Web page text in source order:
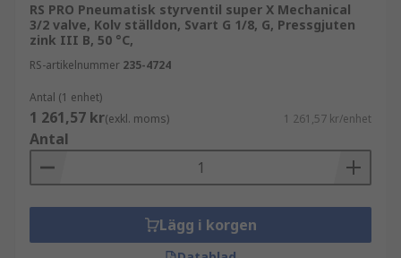
RS PRO Pneumatisk styrventil super X Mechanical
3/2 valve, Kolv ställdon, Svart G 1/8, G, Pressgjuten
zink III B, 50 °C,
RS-artikelnummer 235-4724
Antal (1 enhet)
1 261,57 kr(exkl. moms) 1 261,57 kr/enhet
Antal
Lägg i korgen